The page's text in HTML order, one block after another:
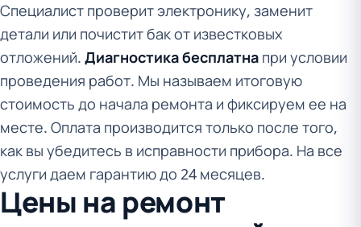
Специалист проверит электронику, заменит
детали или почистит бак от известковых
отложений. Диагностика бесплатна при условии
проведения работ. Мы называем итоговую
стоимость до начала ремонта и фиксируем ее на
месте. Оплата производится только после того,
как вы убедитесь в исправности прибора. На все
услуги даем гарантию до 24 месяцев.
Цены на ремонт